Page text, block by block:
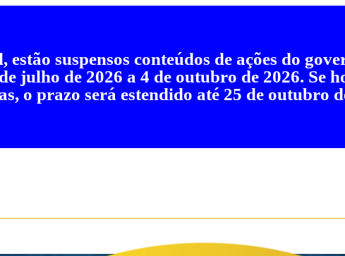
suspensos conteúdos de ações do
julho de 2026 a 4 de outubro de 2026. Se
o prazo será estendido até 25 de outubro